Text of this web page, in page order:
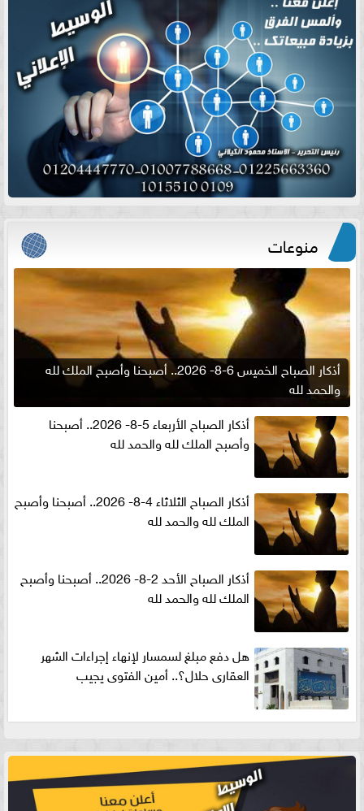
منوعات
أذكار الصباح الخميس 6-8- 2026.. أصبحنا وأصبح الملك لله
والحمد لله
أذكار الصباح الأربعاء 5-8- 2026.. أصبحنا
وأصبح الملك لله والحمد لله
أذكار الصباح الثلاثاء 4-8- 2026.. أصبحنا وأصبح
الملك لله والحمد لله
أذكار الصباح الأحد 2-8- 2026.. أصبحنا وأصبح
الملك لله والحمد لله
هل دفع مبلغ لسمسار لإنهاء إجراءات الشهر
العقارى حلال؟.. أمين الفتوى يجيب